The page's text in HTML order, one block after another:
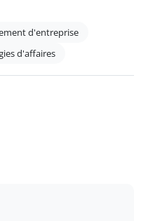
d'entreprise
d'affaires